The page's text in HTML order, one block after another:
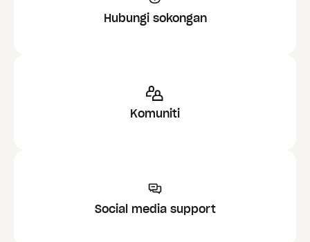
Hubungi sokongan
Komuniti
Social media support